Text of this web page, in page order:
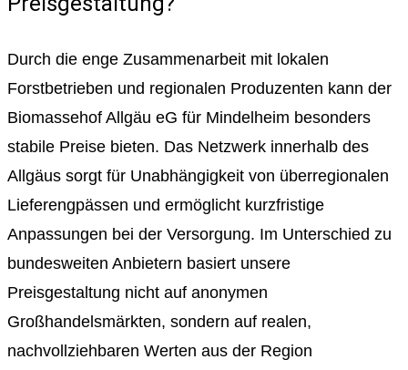
Durch die enge Zusammenarbeit mit lokalen
Forstbetrieben und regionalen Produzenten kann der
Biomassehof Allgäu eG für Mindelheim besonders
stabile Preise bieten. Das Netzwerk innerhalb des
Allgäus sorgt für Unabhängigkeit von überregionalen
Lieferengpässen und ermöglicht kurzfristige
Anpassungen bei der Versorgung. Im Unterschied zu
bundesweiten Anbietern basiert unsere
Preisgestaltung nicht auf anonymen
Großhandelsmärkten, sondern auf realen,
nachvollziehbaren Werten aus der Region